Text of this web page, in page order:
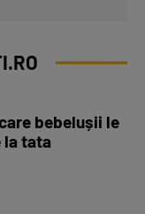
bebelușii le
la tata